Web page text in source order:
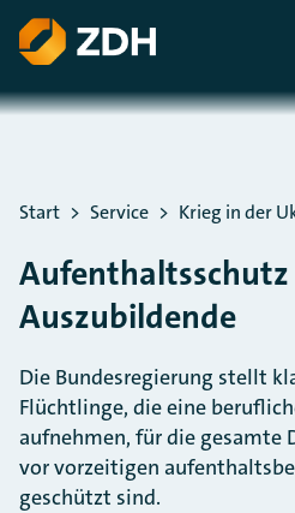
ZUM HAUPTINHALT SPRINGEN
ZUR SUCHE SPRINGEN
Sie befinden sich hier:
Start Service Krieg in der
Auszubildende
Die Bundesregierung stellt
Flüchtlinge, die eine
aufnehmen, für die gesamte
vor vorzeitigen
geschützt sind.